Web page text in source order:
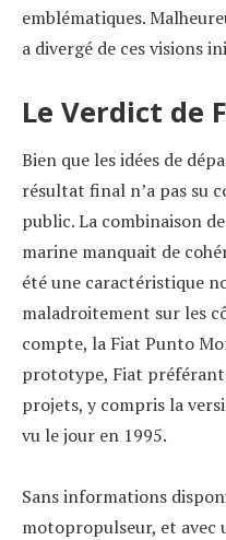
emblématiques.
a divergé de ces visions
Le Verdict de
Bien que les idées de
résultat final n’a pas su
public. La combinaison
marine manquait de
été une caractéristique
maladroitement sur les
compte, la Fiat Punto
prototype, Fiat préférant
projets, y compris la
vu le jour en 1995.
Sans informations
motopropulseur, et avec